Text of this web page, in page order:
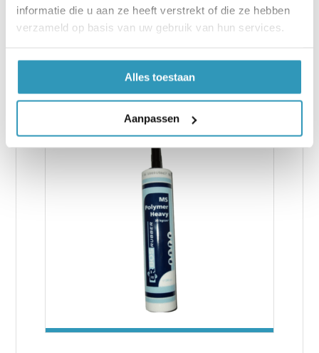
informatie die u aan ze heeft verstrekt of die ze hebben
verzameld op basis van uw gebruik van hun services.
Alles toestaan
Aanpassen
Lees het blog.